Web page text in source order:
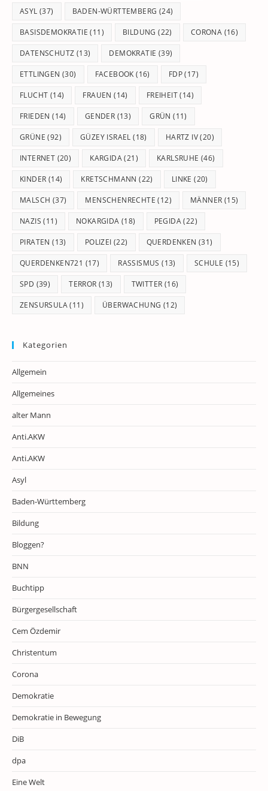
ASYL (37) BADEN-WÜRTTEMBERG (24)
BASISDEMOKRATIE (11) BILDUNG (22) CORONA (16)
DATENSCHUTZ (13) DEMOKRATIE (39)
ETTLINGEN (30) FACEBOOK (16) FDP(17)
FLUCHT (14) FRAUEN (14) FREIHEIT(14)
FRIEDEN (14) GENDER (13) GRÜN (11)
GRÜNE (92) GÜZEY ISRAEL (18) HARTZ IV(20)
INTERNET (20) KARGIDA(21) KARLSRUHE (46)
KINDER (14) KRETSCHMANN (22) LINKE (20)
MALSCH (37) MENSCHENRECHTE (12) MÄNNER (15)
NAZIS (11) NOKARGIDA (18) PEGIDA(22)
PIRATEN (13) POLIZEI (22) QUERDENKEN (31)
QUERDENKEN721 (17) RASSISMUS (13) SCHULE (15)
SPD (39) TERROR (13) TWITTER (16)
ZENSURSULA(11) ÜBERWACHUNG (12)
Kategorien
Allgemein
Allgemeines
alter Mann
Anti.AKW
Anti.AKW
Asyl
Baden-Württemberg
Bildung
Bloggen?
BNN
Buchtipp
Bürgergesellschaft
Cem Özdemir
Christentum
Corona
Demokratie
Demokratie in Bewegung
DiB
dpa
Eine Welt